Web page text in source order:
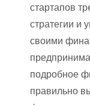
стартапов
стратегии и
своими
подробное
правильно